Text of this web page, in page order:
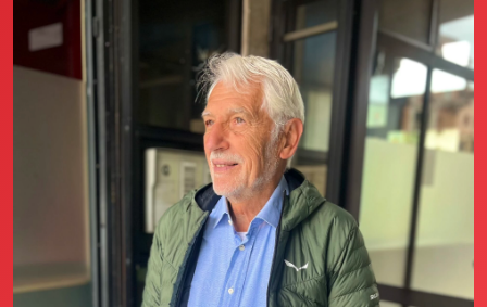
Scopri Club di Più
Le testimonianze Club di Più
La fondatrice Valeria Pilla
Annunci Donne
Agenzia matrimoniale Club di Più
Love Notebook